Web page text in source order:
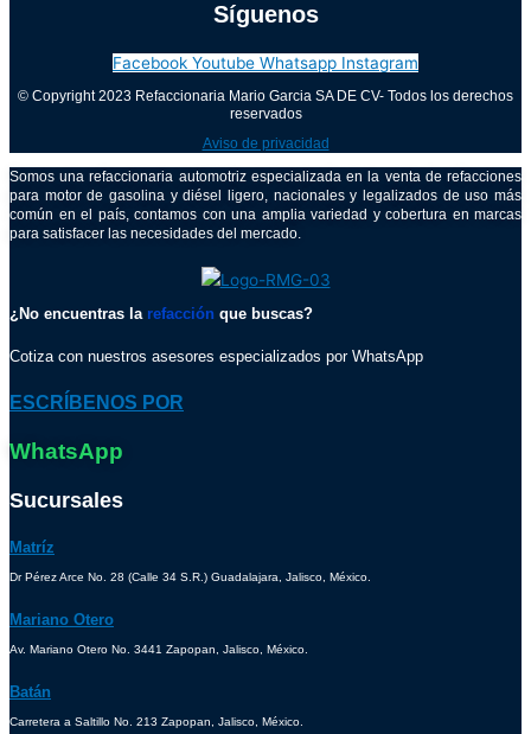
Síguenos
Facebook Youtube Whatsapp Instagram
© Copyright 2023 Refaccionaria Mario Garcia SA DE CV- Todos los derechos
reservados
Aviso de privacidad
Somos una refaccionaria automotriz especializada en la venta de refacciones
para motor de gasolina y diésel ligero, nacionales y legalizados de uso más
común en el país, contamos con una amplia variedad y cobertura en marcas
para satisfacer las necesidades del mercado.
¿No encuentras la refacción que buscas?
Cotiza con nuestros asesores especializados por WhatsApp
ESCRÍBENOS POR
WhatsApp
Sucursales
Matríz
Dr Pérez Arce No. 28 (Calle 34 S.R.) Guadalajara, Jalisco, México.
Mariano Otero
Av. Mariano Otero No. 3441 Zapopan, Jalisco, México.
Batán
Carretera a Saltillo No. 213 Zapopan, Jalisco, México.